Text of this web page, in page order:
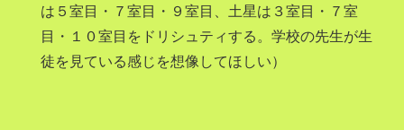
は５室目・７室目・９室目、土星は３室目・７室
目・１０室目をドリシュティする。学校の先生が生
徒を見ている感じを想像してほしい）